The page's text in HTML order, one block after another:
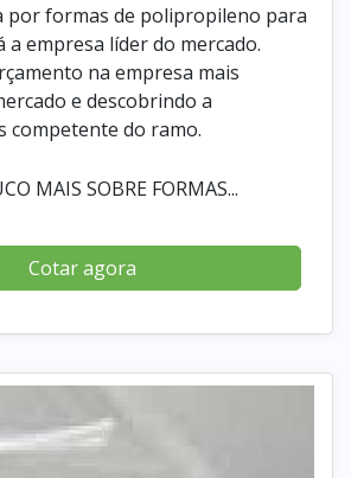
por formas de polipropileno para
a empresa líder do mercado.
na empresa mais
e descobrindo a
competente do ramo.
MAIS SOBRE FORMAS...
Cotar agora